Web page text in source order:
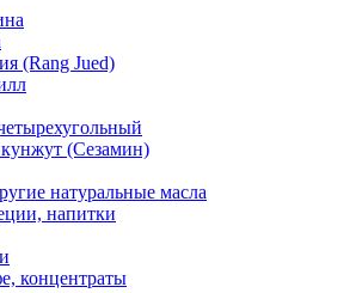
(Rang Jued)
(Сезамин)
натуральные масла
напитки
концентраты